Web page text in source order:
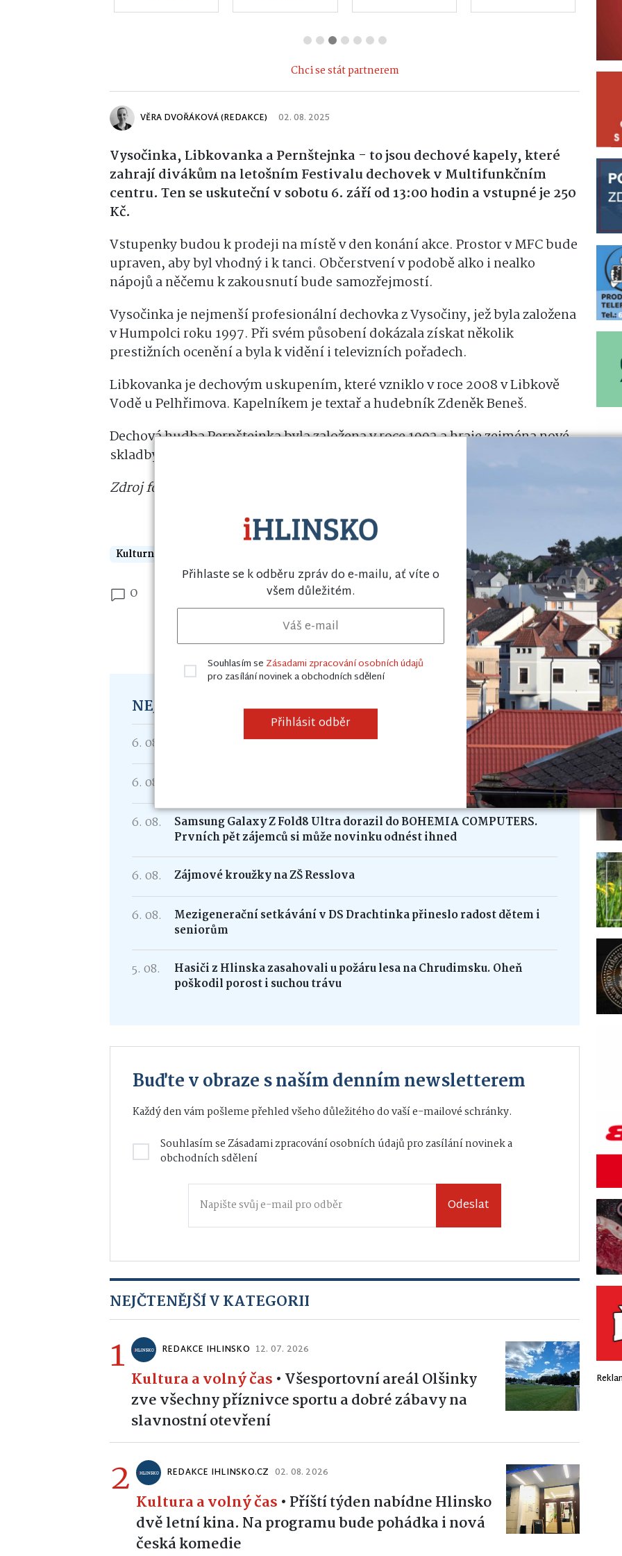
Chci se stát partnerem
VĚRA DVOŘÁKOVÁ (REDAKCE) 02. 08. 2025
Vysočinka, Libkovanka a Pernštejnka - to jsou dechové kapely, které
zahrají divákům na letošním Festivalu dechovek v Multifunkčním
centru. Ten se uskuteční v sobotu 6. září od 13:00 hodin a vstupné je 250
Kč.
Vstupenky budou k prodeji na místě v den konání akce. Prostor v MFC bude
upraven, aby byl vhodný i k tanci. Občerstvení v podobě alko i nealko
nápojů a něčemu k zakousnutí bude samozřejmostí.
Vysočinka je nejmenší profesionální dechovka z Vysočiny, jež byla založena
v Humpolci roku 1997. Při svém působení dokázala získat několik
prestižních ocenění a byla k vidění i televizních pořadech.
Libkovanka je dechovým uskupením, které vzniklo v roce 2008 v Libkově
Vodě u Pelhřimova. Kapelníkem je textař a hudebník Zdeněk Beneš.
Dechová hudba Pernštejnka byla založena v roce 1992 a hraje zejména nové
skladby známých či méně známých autorů.
Zdroj foto: www.pernstejnka.cz
Kulturní akce
0 Sdílejte
Chcete přispět do diskuze? Stačí se jen
NEJNOVĚJŠÍ ČLÁNKY
6. 08. Rozloučení s létem v podání mladých hasičů z Kameniček
6. 08. Karel Havlíček míří do Pekla Čertovina. Přijeďte se s ním setkat!
6. 08.
Samsung Galaxy Z Fold8 Ultra dorazil do BOHEMIA COMPUTERS.
Prvních pět zájemců si může novinku odnést ihned
6. 08. Zájmové kroužky na ZŠ Resslova
6. 08.
Mezigenerační setkávání v DS Drachtinka přineslo radost dětem i
seniorům
5. 08.
Hasiči z Hlinska zasahovali u požáru lesa na Chrudimsku. Oheň
poškodil porost i suchou trávu
Buďte v obraze s naším denním newsletterem
Každý den vám pošleme přehled všeho důležitého do vaší e-mailové schránky.
Souhlasím seZásadami zpracování osobních údajůpro zasílání novinek a
obchodních sdělení
Odeslat
NEJČTENĚJŠÍ V KATEGORII
1 REDAKCE IHLINSKO 12. 07. 2026
Kultura a volný čas • Všesportovní areál Olšinky
zve všechny příznivce sportu a dobré zábavy na
slavnostní otevření
2 REDAKCE IHLINSKO.CZ 02. 08. 2026
Kultura a volný čas • Příští týden nabídne Hlinsko
dvě letní kina. Na programu bude pohádka i nová
česká komedie
Přihlaste se k odběru zpráv do e-mailu, ať víte o
všem důležitém.
Souhlasím se Zásadami zpracování osobních údajů
pro zasílání novinek a obchodních sdělení
Přihlásit odběr